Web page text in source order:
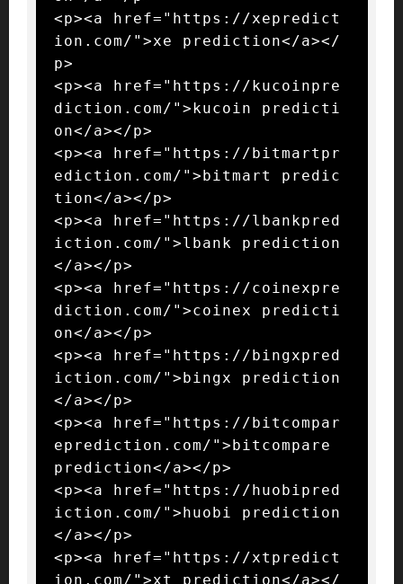
<p><a href="https://xepredict
ion.com/">xe prediction</a></
p>
<p><a href="https://kucoinpre
diction.com/">kucoin predicti
on</a></p>
<p><a href="https://bitmartpr
ediction.com/">bitmart predic
tion</a></p>
<p><a href="https://lbankpred
iction.com/">lbank prediction
</a></p>
<p><a href="https://coinexpre
diction.com/">coinex predicti
on</a></p>
<p><a href="https://bingxpred
iction.com/">bingx prediction
</a></p>
<p><a href="https://bitcompar
eprediction.com/">bitcompare
prediction</a></p>
<p><a href="https://huobipred
iction.com/">huobi prediction
</a></p>
<p><a href="https://xtpredict
ion.com/">xt prediction</a></